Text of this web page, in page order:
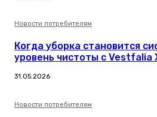
Новости потребителям
Когда уборка становится
уровень чистоты с Vestfalia
31.05.2026
Новости потребителям